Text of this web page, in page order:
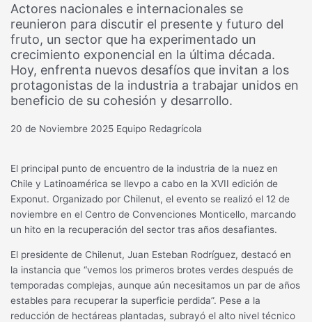
Actores nacionales e internacionales se
reunieron para discutir el presente y futuro del
fruto, un sector que ha experimentado un
crecimiento exponencial en la última década.
Hoy, enfrenta nuevos desafíos que invitan a los
protagonistas de la industria a trabajar unidos en
beneficio de su cohesión y desarrollo.
20 de Noviembre 2025 Equipo Redagrícola
El principal punto de encuentro de la industria de la nuez en
Chile y Latinoamérica se llevpo a cabo en la XVII edición de
Exponut. Organizado por Chilenut, el evento se realizó el 12 de
noviembre en el Centro de Convenciones Monticello, marcando
un hito en la recuperación del sector tras años desafiantes.
El presidente de Chilenut, Juan Esteban Rodríguez, destacó en
la instancia que “vemos los primeros brotes verdes después de
temporadas complejas, aunque aún necesitamos un par de años
estables para recuperar la superficie perdida”. Pese a la
reducción de hectáreas plantadas, subrayó el alto nivel técnico